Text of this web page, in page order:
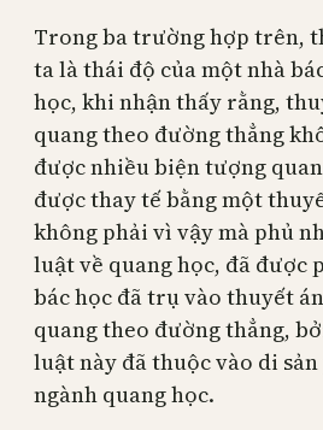
Trong ba trường hợp trên,
ta là thái độ của một nhà
học, khi nhận thấy rằng,
quang theo đường thẳng
được nhiều biện tượng
được thay tế bằng một
không phải vì vậy mà phủ
luật về quang học, đã được
bác học đã trụ vào thuyết
quang theo đường thẳng,
luật này đã thuộc vào di
ngành quang học.